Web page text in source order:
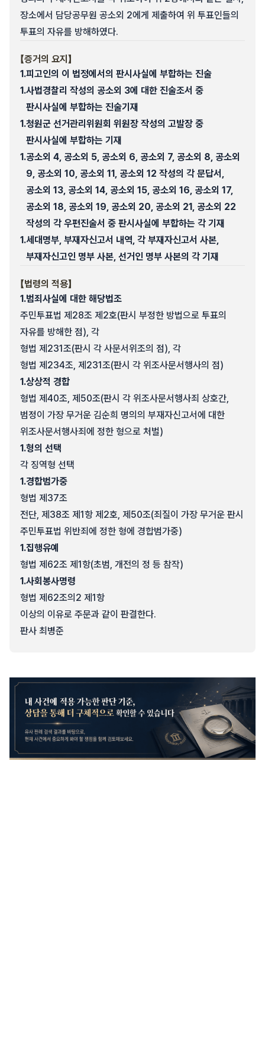
장소에서 담당공무원 공소외 2에게 제출하여 위 투표인들의
투표의 자유를 방해하였다.
【증거의 요지】
1.피고인의 이 법정에서의 판시사실에 부합하는 진술
1.사법경찰리 작성의 공소외 3에 대한 진술조서 중
판시사실에 부합하는 진술기재
1.청원군 선거관리위원회 위원장 작성의 고발장 중
판시사실에 부합하는 기재
1.공소외 4, 공소외 5, 공소외 6, 공소외 7, 공소외 8, 공소외
9, 공소외 10, 공소외 11, 공소외 12 작성의 각 문답서,
공소외 13, 공소외 14, 공소외 15, 공소외 16, 공소외 17,
공소외 18, 공소외 19, 공소외 20, 공소외 21, 공소외 22
작성의 각 우편진술서 중 판시사실에 부합하는 각 기재
1.세대명부, 부재자신고서 내역, 각 부재자신고서 사본,
부재자신고인 명부 사본, 선거인 명부 사본의 각 기재
【법령의 적용】
1.범죄사실에 대한 해당법조
주민투표법 제28조 제2호(판시 부정한 방법으로 투표의
자유를 방해한 점), 각
형법 제231조(판시 각 사문서위조의 점), 각
형법 제234조, 제231조(판시 각 위조사문서행사의 점)
1.상상적 경합
형법 제40조, 제50조(판시 각 위조사문서행사죄 상호간,
범정이 가장 무거운 김순희 명의의 부재자신고서에 대한
위조사문서행사죄에 정한 형으로 처벌)
1.형의 선택
각 징역형 선택
1.경합범가중
형법 제37조
전단, 제38조 제1항 제2호, 제50조(죄질이 가장 무거운 판시
주민투표법 위반죄에 정한 형에 경합범가중)
1.집행유예
형법 제62조 제1항(초범, 개전의 정 등 참작)
1.사회봉사명령
형법 제62조의2 제1항
이상의 이유로 주문과 같이 판결한다.
판사 최병준